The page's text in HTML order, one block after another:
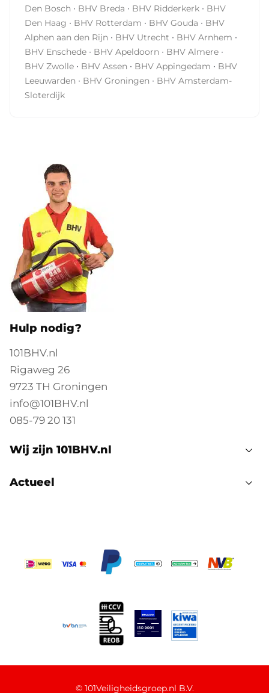
Den Bosch · BHV Breda · BHV Ridderkerk · BHV
Den Haag · BHV Rotterdam · BHV Gouda · BHV
Alphen aan den Rijn · BHV Utrecht · BHV Arnhem ·
BHV Enschede · BHV Apeldoorn · BHV Almere ·
BHV Zwolle · BHV Assen · BHV Appingedam · BHV
Leeuwarden · BHV Groningen · BHV Amsterdam-
Sloterdijk
Hulp nodig?
101BHV.nl
Rigaweg 26
9723 TH Groningen
info@101BHV.nl
085-79 20 131
Wij zijn 101BHV.nl
Actueel
© 101Veiligheidsgroep.nl B.V.